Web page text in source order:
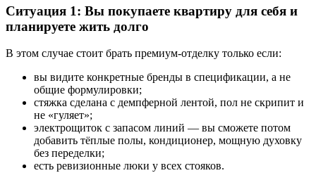
Ситуация 1: Вы покупаете квартиру для себя и
планируете жить долго
В этом случае стоит брать премиум-отделку только если:
вы видите конкретные бренды в спецификации, а не
общие формулировки;
стяжка сделана с демпферной лентой, пол не скрипит и
не «гуляет»;
электрощиток с запасом линий — вы сможете потом
добавить тёплые полы, кондиционер, мощную духовку
без переделки;
есть ревизионные люки у всех стояков.